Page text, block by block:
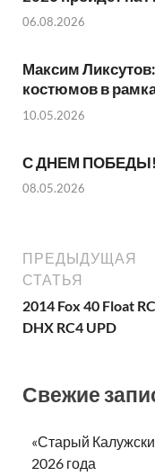
06.08.2026
Максим
костюмов в
10.05.2026
С ДНЕМ ПОБЕДЫ!
08.05.2026
ПРЕДЫДУЩАЯ
СТАТЬЯ
2014 Fox 40 Float
DHX RC4 UPD
Свежие
«Старый
2026 года